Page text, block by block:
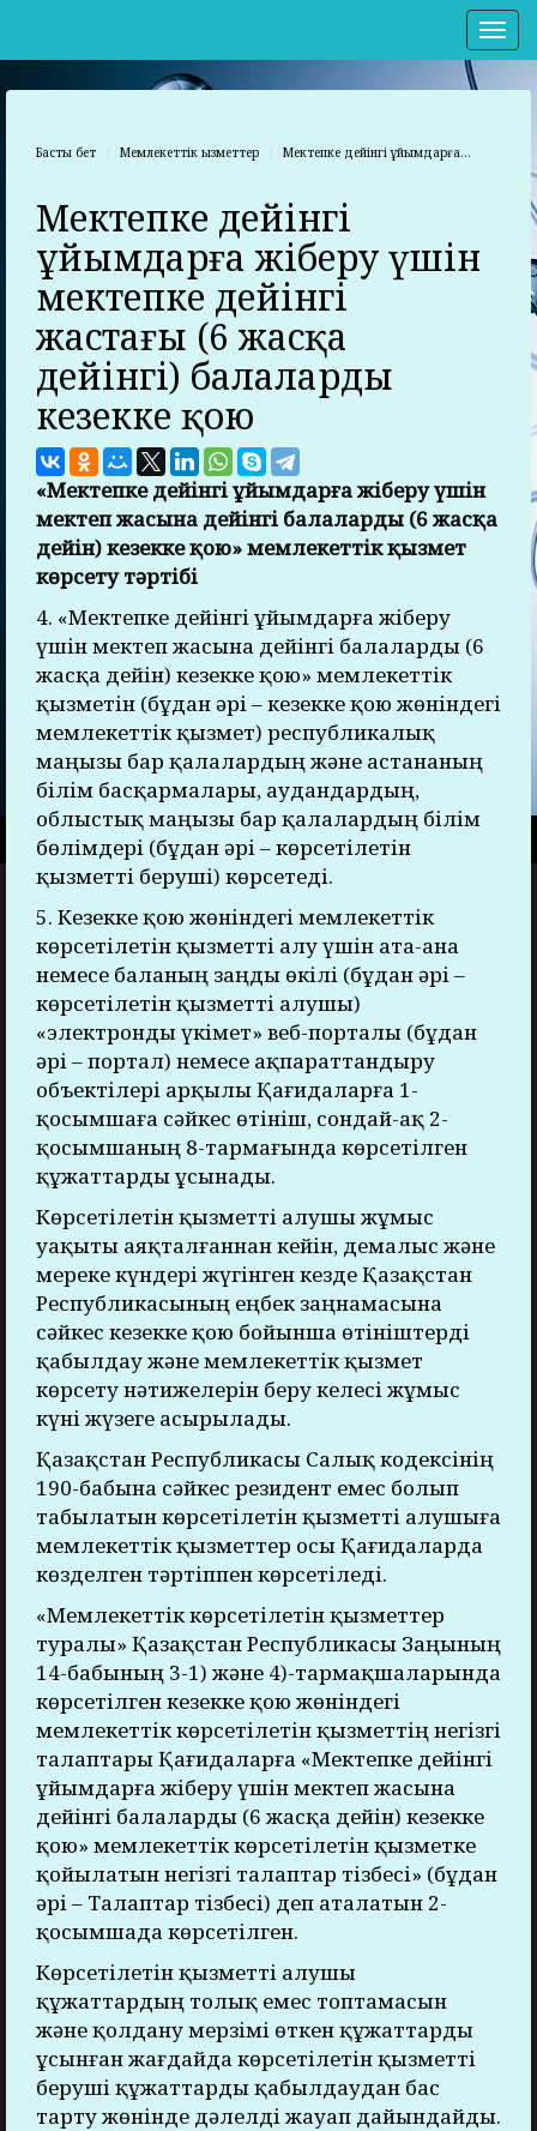
Басты бет Мемлекеттік қызметтер Мектепке дейінгі ұйымдарға...
Мектепке дейінгі
ұйымдарға жіберу үшін
мектепке дейінгі
жастағы (6 жасқа
дейінгі) балаларды
кезекке қою
«Мектепке дейінгі ұйымдарға жіберу үшін
мектеп жасына дейінгі балаларды (6 жасқа
дейін) кезекке қою» мемлекеттік қызмет
көрсету тәртібі
4. «Мектепке дейінгі ұйымдарға жіберу
үшін мектеп жасына дейінгі балаларды (6
жасқа дейін) кезекке қою» мемлекеттік
қызметін (бұдан әрі – кезекке қою жөніндегі
мемлекеттік қызмет) республикалық
маңызы бар қалалардың және астананың
білім басқармалары, аудандардың,
облыстық маңызы бар қалалардың білім
бөлімдері (бұдан әрі – көрсетілетін
қызметті беруші) көрсетеді.
5. Кезекке қою жөніндегі мемлекеттік
көрсетілетін қызметті алу үшін ата-ана
немесе баланың заңды өкілі (бұдан әрі –
көрсетілетін қызметті алушы)
«электронды үкімет» веб-порталы (бұдан
әрі – портал) немесе ақпараттандыру
объектілері арқылы Қағидаларға 1-
қосымшаға сәйкес өтініш, сондай-ақ 2-
қосымшаның 8-тармағында көрсетілген
құжаттарды ұсынады.
Көрсетілетін қызметті алушы жұмыс
уақыты аяқталғаннан кейін, демалыс және
мереке күндері жүгінген кезде Қазақстан
Республикасының еңбек заңнамасына
сәйкес кезекке қою бойынша өтініштерді
қабылдау және мемлекеттік қызмет
көрсету нәтижелерін беру келесі жұмыс
күні жүзеге асырылады.
Қазақстан Республикасы Салық кодексінің
190-бабына сәйкес резидент емес болып
табылатын көрсетілетін қызметті алушыға
мемлекеттік қызметтер осы Қағидаларда
көзделген тәртіппен көрсетіледі.
«Мемлекеттік көрсетілетін қызметтер
туралы» Қазақстан Республикасы Заңының
14-бабының 3-1) және 4)-тармақшаларында
көрсетілген кезекке қою жөніндегі
мемлекеттік көрсетілетін қызметтің негізгі
талаптары Қағидаларға «Мектепке дейінгі
ұйымдарға жіберу үшін мектеп жасына
дейінгі балаларды (6 жасқа дейін) кезекке
қою» мемлекеттік көрсетілетін қызметке
қойылатын негізгі талаптар тізбесі» (бұдан
әрі – Талаптар тізбесі) деп аталатын 2-
қосымшада көрсетілген.
Көрсетілетін қызметті алушы
құжаттардың толық емес топтамасын
және қолдану мерзімі өткен құжаттарды
ұсынған жағдайда көрсетілетін қызметті
беруші құжаттарды қабылдаудан бас
тарту жөнінде дәлелді жауап дайындайды.